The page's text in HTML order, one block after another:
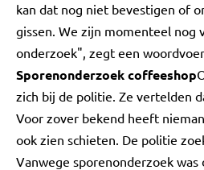
kan dat nog niet bevestigen of
gissen. We zijn momenteel nog
onderzoek", zegt een
Sporenonderzoek coffeeshop
zich bij de politie. Ze vertelden
Voor zover bekend heeft
ook zien schieten. De politie
Vanwege sporenonderzoek